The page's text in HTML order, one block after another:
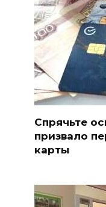
Спрячьте
призвало
карты